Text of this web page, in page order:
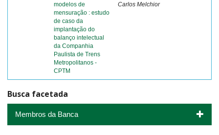
modelos de
mensuração : estudo
de caso da
implantação do
balanço intelectual
da Companhia
Paulista de Trens
Metropolitanos -
CPTM
Carlos Melchior
Busca facetada
Membros da Banca